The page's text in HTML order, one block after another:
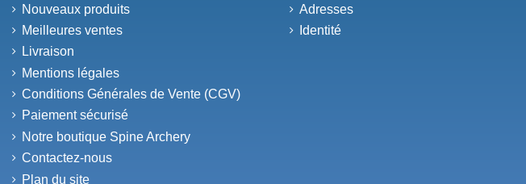
Nouveaux produits
Meilleures ventes
Livraison
Mentions légales
Conditions Générales de Vente (CGV)
Paiement sécurisé
Notre boutique Spine Archery
Contactez-nous
Plan du site
Adresses
Identité